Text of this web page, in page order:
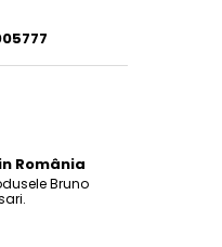
România
Bruno